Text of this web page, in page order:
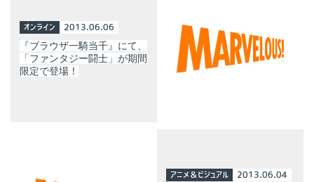
オンライン 2013.06.06
『ブラウザ一騎当千』にて、
「ファンタジー闘士」が期間
限定で登場！
アニメ＆ビジュアル 2013.06.04